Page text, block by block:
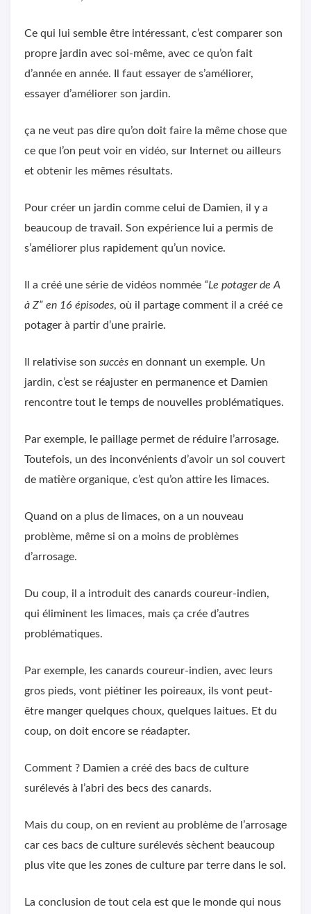
Ce qui lui semble être intéressant, c’est comparer son
propre jardin avec soi-même, avec ce qu’on fait
d’année en année. Il faut essayer de s’améliorer,
essayer d’améliorer son jardin.
ça ne veut pas dire qu’on doit faire la même chose que
ce que l’on peut voir en vidéo, sur Internet ou ailleurs
et obtenir les mêmes résultats.
Pour créer un jardin comme celui de Damien, il y a
beaucoup de travail. Son expérience lui a permis de
s’améliorer plus rapidement qu’un novice.
Il a créé une série de vidéos nommée “Le potager de A
à Z” en 16 épisodes, où il partage comment il a créé ce
potager à partir d’une prairie.
Il relativise son succès en donnant un exemple. Un
jardin, c’est se réajuster en permanence et Damien
rencontre tout le temps de nouvelles problématiques.
Par exemple, le paillage permet de réduire l’arrosage.
Toutefois, un des inconvénients d’avoir un sol couvert
de matière organique, c’est qu’on attire les limaces.
Quand on a plus de limaces, on a un nouveau
problème, même si on a moins de problèmes
d’arrosage.
Du coup, il a introduit des canards coureur-indien,
qui éliminent les limaces, mais ça crée d’autres
problématiques.
Par exemple, les canards coureur-indien, avec leurs
gros pieds, vont piétiner les poireaux, ils vont peut-
être manger quelques choux, quelques laitues. Et du
coup, on doit encore se réadapter.
Comment ? Damien a créé des bacs de culture
surélevés à l’abri des becs des canards.
Mais du coup, on en revient au problème de l’arrosage
car ces bacs de culture surélevés sèchent beaucoup
plus vite que les zones de culture par terre dans le sol.
La conclusion de tout cela est que le monde qui nous